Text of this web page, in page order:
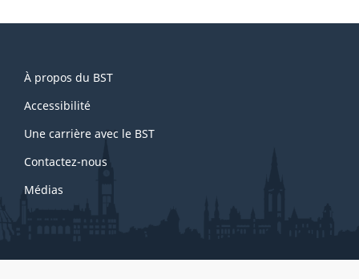
this
site
À propos du BST
Accessibilité
Une carrière avec le BST
Contactez-nous
Médias